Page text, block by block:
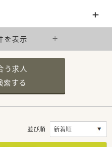
を表示
う求人
索する
並び順